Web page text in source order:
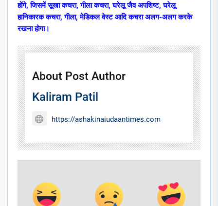
होंगे, जिसमें सूखा कचरा, गीला कचरा, घरेलू जैव अपशिष्ट, घरेलू
हानिकारक कचरा, गीला, मेडिकल वेस्ट आदि कचरा अलग-अलग करके
रखना होगा।
About Post Author
Kaliram Patil
https://ashakinaiudaantimes.com